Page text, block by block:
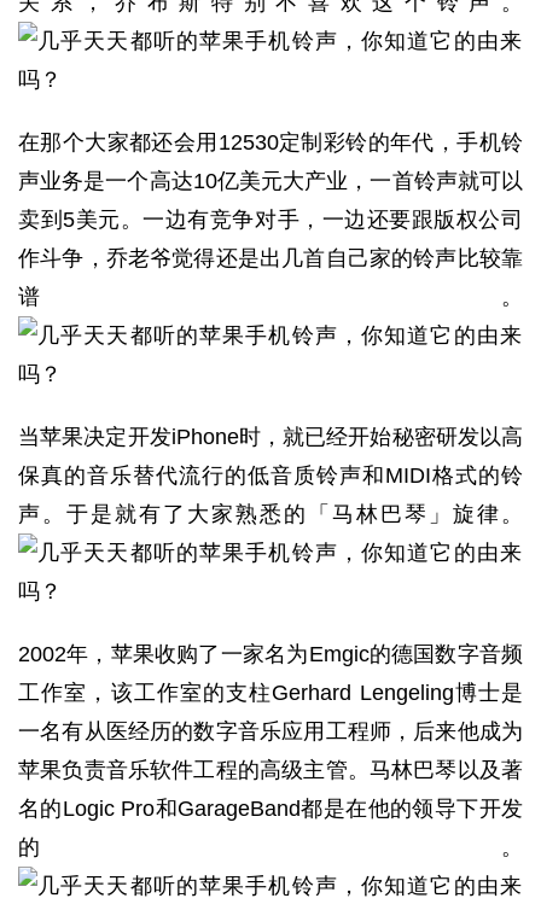
在那个大家都还会用12530定制彩铃的年代，手机铃
声业务是一个高达10亿美元大产业，一首铃声就可以
卖到5美元。一边有竞争对手，一边还要跟版权公司
作斗争，乔老爷觉得还是出几首自己家的铃声比较靠
谱。
当苹果决定开发iPhone时，就已经开始秘密研发以高
保真的音乐替代流行的低音质铃声和MIDI格式的铃
声。于是就有了大家熟悉的「马林巴琴」旋律。
2002年，苹果收购了一家名为Emgic的德国数字音频
工作室，该工作室的支柱Gerhard Lengeling博士是
一名有从医经历的数字音乐应用工程师，后来他成为
苹果负责音乐软件工程的高级主管。马林巴琴以及著
名的Logic Pro和GarageBand都是在他的领导下开发
的。